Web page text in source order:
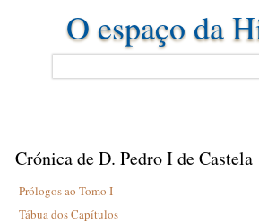
O espaço da
Crónica de D. Pedro I de Castela
Prólogos ao Tomo I
Tábua dos Capítulos